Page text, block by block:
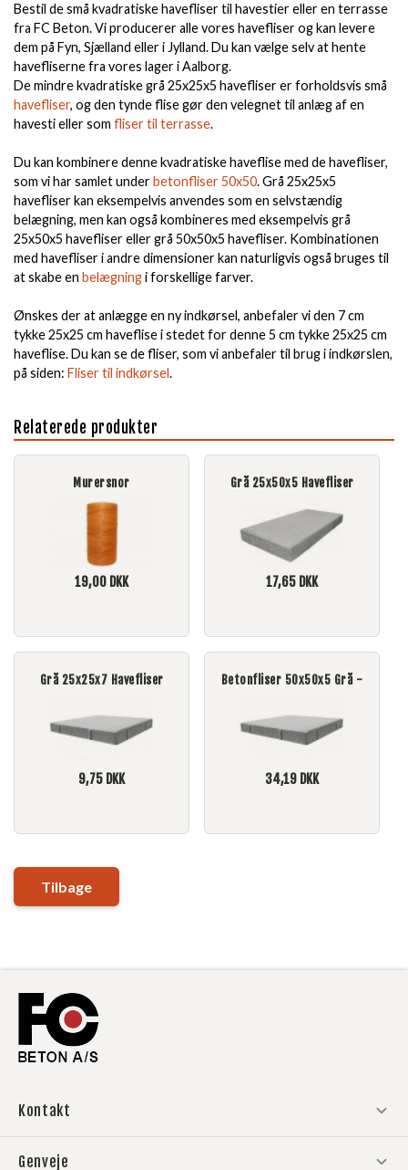
Bestil de små kvadratiske havefliser til havestier eller en terrasse
fra FC Beton. Vi producerer alle vores havefliser og kan levere
dem på Fyn, Sjælland eller i Jylland. Du kan vælge selv at hente
havefliserne fra vores lager i Aalborg.
De mindre kvadratiske grå 25x25x5 havefliser er forholdsvis små
havefliser, og den tynde flise gør den velegnet til anlæg af en
havesti eller som fliser til terrasse.
Du kan kombinere denne kvadratiske haveflise med de havefliser,
som vi har samlet underbetonfliser 50x50. Grå 25x25x5
havefliser kan eksempelvis anvendes som en selvstændig
belægning, men kan også kombineres med eksempelvis grå
25x50x5 havefliser eller grå 50x50x5 havefliser. Kombinationen
med havefliser i andre dimensioner kan naturligvis også bruges til
at skabe en belægningi forskellige farver.
Ønskes der at anlægge en ny indkørsel, anbefaler vi den 7 cm
tykke 25x25 cm haveflise i stedet for denne 5 cm tykke 25x25 cm
haveflise. Du kan se de fliser, som vi anbefaler til brug i indkørslen,
på siden: Fliser til indkørsel.
Relaterede produkter
Murersnor
19,00 DKK
Grå 25x50x5 Havefliser
17,65 DKK
Grå 25x25x7 Havefliser
9,75 DKK
Betonfliser 50x50x5 Grå -
34,19 DKK
Tilbage
Kontakt
Genveje